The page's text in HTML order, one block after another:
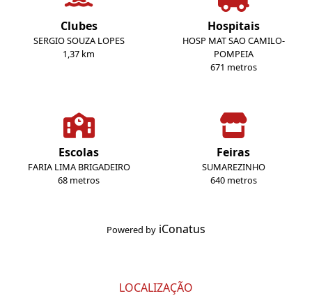
Clubes
SERGIO SOUZA LOPES
1,37 km
Hospitais
HOSP MAT SAO CAMILO-
POMPEIA
671 metros
Escolas
FARIA LIMA BRIGADEIRO
68 metros
Feiras
SUMAREZINHO
640 metros
Powered by iConatus
LOCALIZAÇÃO